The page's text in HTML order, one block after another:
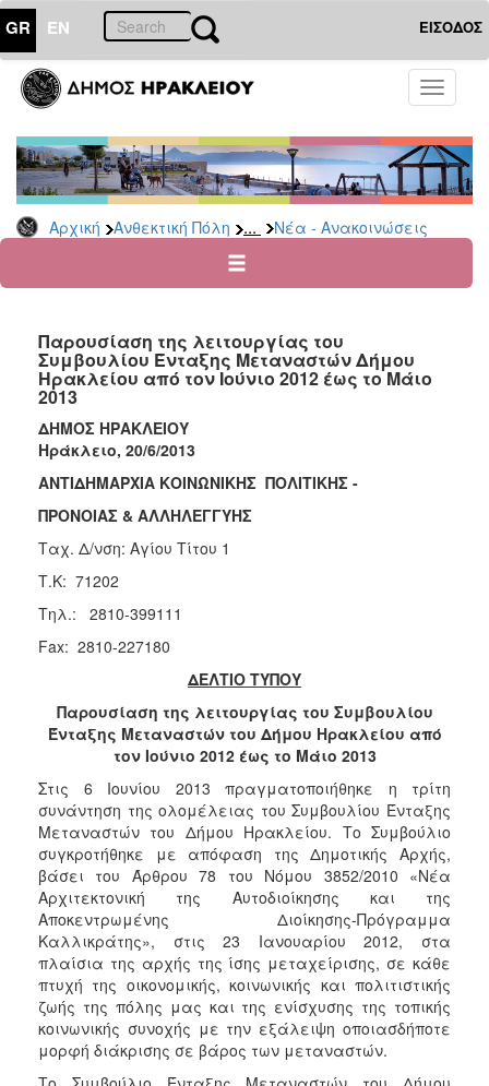
GR EN ΕΙΣΟΔΟΣ
Toggle
Αρχική Ανθεκτική Πόλη ... Νέα - Ανακοινώσεις
ΑΝΘΕΚΤΙΚΗ
ΠΟΛΗ
Κοινωνική
Πολιτική
Νέα
Ανακοινώσεις
για
Οικονομική
Αδυναμία
&
Φυσικές
Καταστροφές
Κέντρα
Κοινοτικής
Φροντίδας
(Κ.Α.Π.Η.)
Κέντρα
Απασχόλησης
Παιδιών
Κέντρα
Ημερήσιας
Φροντίδας
Ηλικιωμένων
(Κ.Η.Φ.Η.)
Κ.Δ.Α.Π.Α.μεΑ.
Αδειοδότηση
&
Έλεγχος
Βρεφονηπιακών
Σταθμών
Δημοτικό
Ιατρείο
Ξενώνας
Φιλοξενίας
Γυναικών
Παρουσίαση της λειτουργίας του
Συμβουλίου Ένταξης Μεταναστών Δήμου
Ηρακλείου από τον Ιούνιο 2012 έως το Μάιο
2013
ΔΗΜΟΣ ΗΡΑΚΛΕΙΟΥ
Ηράκλειο, 20/6/2013
ΑΝΤΙΔΗΜΑΡΧΙΑ ΚΟΙΝΩΝΙΚΗΣ ΠΟΛΙΤΙΚΗΣ -
ΠΡΟΝΟΙΑΣ & ΑΛΛΗΛΕΓΓΥΗΣ
Ταχ. Δ/νση: Αγίου Τίτου 1
Τ.Κ: 71202
Τηλ.: 2810-399111
Fax: 2810-227180
ΔΕΛΤΙΟ ΤΥΠΟΥ
Παρουσίαση της λειτουργίας του Συμβουλίου
Ένταξης Μεταναστών του Δήμου Ηρακλείου από
τον Ιούνιο 2012 έως το Μάιο 2013
Στις 6 Ιουνίου 2013 πραγματοποιήθηκε η τρίτη
συνάντηση της ολομέλειας του Συμβουλίου Ένταξης
Μεταναστών του Δήμου Ηρακλείου. Το Συμβούλιο
συγκροτήθηκε με απόφαση της Δημοτικής Αρχής,
βάσει του Άρθρου 78 του Νόμου 3852/2010 «Νέα
Αρχιτεκτονική της Αυτοδιοίκησης και της
Αποκεντρωμένης Διοίκησης-Πρόγραμμα
Καλλικράτης», στις 23 Ιανουαρίου 2012, στα
πλαίσια της αρχής της ίσης μεταχείρισης, σε κάθε
πτυχή της οικονομικής, κοινωνικής και πολιτιστικής
ζωής της πόλης μας και της ενίσχυσης της τοπικής
κοινωνικής συνοχής με την εξάλειψη οποιασδήποτε
μορφή διάκρισης σε βάρος των μεταναστών.